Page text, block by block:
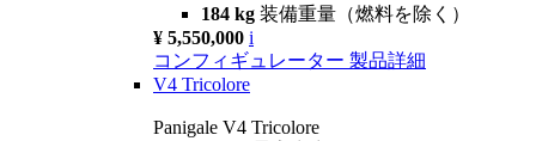
184 kg 装備重量（燃料を除く）
¥ 5,550,000 i
コンフィギュレーター 製品詳細
V4 Tricolore
Panigale V4 Tricolore